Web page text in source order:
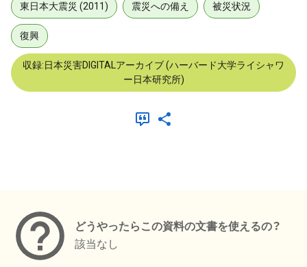
東日本大震災 (2011) 震災への備え 被災状況
復興
収録:日本災害DIGITALアーカイブ (ハーバード大学ライシャワ
ー日本研究所)
どうやったらこの資料の文書を使えるの？
該当なし